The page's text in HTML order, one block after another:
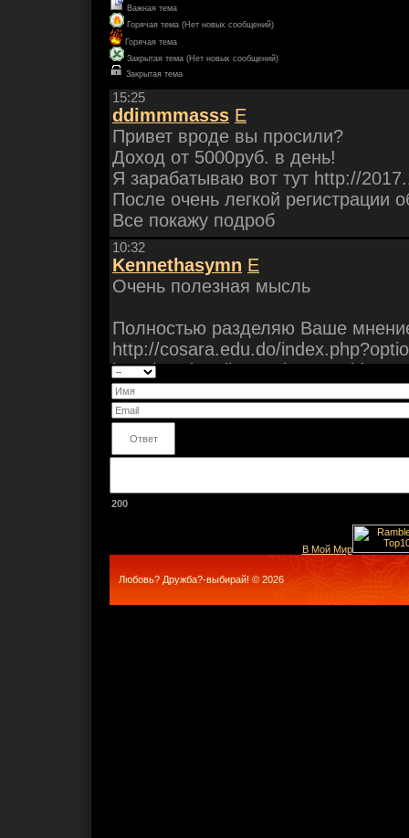
Важная тема
Горячая тема (Нет новых сообщений)
Горячая тема
Закрытая тема (Нет новых сообщений)
Закрытая тема
200
В Мой Мир
Любовь? Дружба?-выбирай! © 2026